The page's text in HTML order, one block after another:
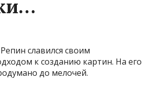
славился своим
к созданию картин. На его
до мелочей.